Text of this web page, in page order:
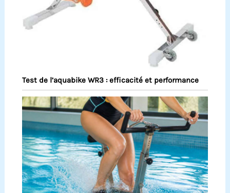
Test de l’aquabike WR3 : efficacité et performance